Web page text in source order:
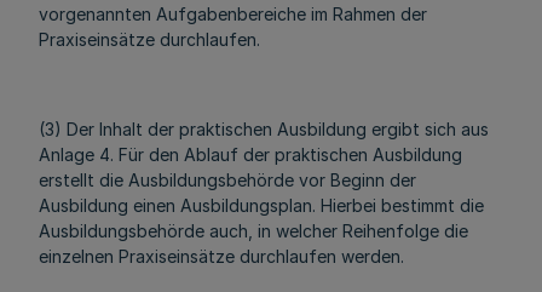
vorgenannten Aufgabenbereiche im Rahmen der
Praxiseinsätze durchlaufen.
(3) Der Inhalt der praktischen Ausbildung ergibt sich aus
Anlage 4. Für den Ablauf der praktischen Ausbildung
erstellt die Ausbildungsbehörde vor Beginn der
Ausbildung einen Ausbildungsplan. Hierbei bestimmt die
Ausbildungsbehörde auch, in welcher Reihenfolge die
einzelnen Praxiseinsätze durchlaufen werden.